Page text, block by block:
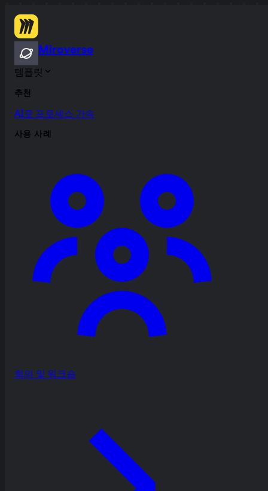
Miroverse
템플릿
추천
AI로 프로세스 가속
사용 사례
회의 및 워크숍